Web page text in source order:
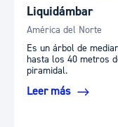
Liquidámbar
América del Norte
Es un árbol de
hasta los 40 metros
piramidal.
Leer más